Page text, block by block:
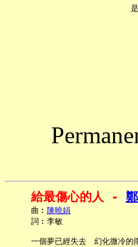
給最傷心的人 -
     曲︰
陳曉娟
     詞︰李敏
一個夢已經失去　幻化微冷的